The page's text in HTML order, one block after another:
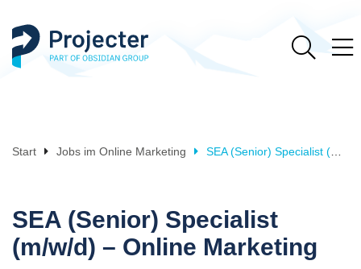
Start Jobs im Online Marketing SEA (Senior) Specialist (m/w/d) – Online Marketing
SEA (Senior) Specialist
(m/w/d) – Online Marketing